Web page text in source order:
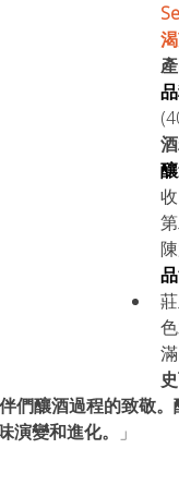
陳
們釀酒過程的致敬
演變和進化。
」